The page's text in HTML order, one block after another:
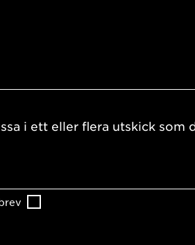
i ett eller flera utskick som